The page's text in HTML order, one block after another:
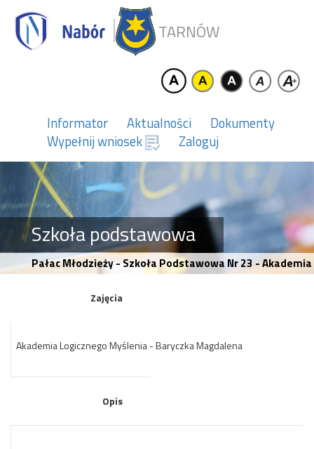
TARNÓW
Informator Aktualności
Dokumenty
Wypełnij wniosek
Zaloguj
Szkoła podstawowa
Pałac Młodzieży - Szkoła Podstawowa Nr 23 -
Zajęcia
Akademia Logicznego Myślenia - Baryczka Magdalena
Opis